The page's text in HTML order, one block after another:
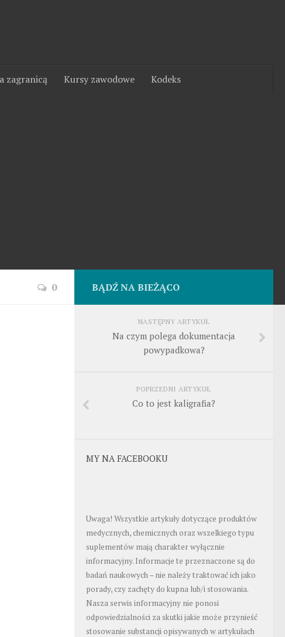
zagranicą Kursy zawodowe Kodeks
0 BĄDŹ NA BIEŻĄCO
NASTĘPNY ARTYKUŁ
Na czym polega dokumentacja
powypadkowa?
POPRZEDNI ARTYKUŁ
Co to jest kaligrafia?
MY NA FACEBOOKU
Uwaga! Wszystkie artykuły dotyczące produktów
medycznych, chemicznych oraz wszelkiego typu
suplementów mają charakter wyłącznie
informacyjny. Informacje te przeznaczone są do
badań naukowych – nie należy traktować ich jako
porady, czy zachęty do kupna lub/i stosowania.
Nasza serwis informacyjny nie ponosi
odpowiedzialności za skutki jakie może przynieść
stosowanie substancji opisywanych w artykułach